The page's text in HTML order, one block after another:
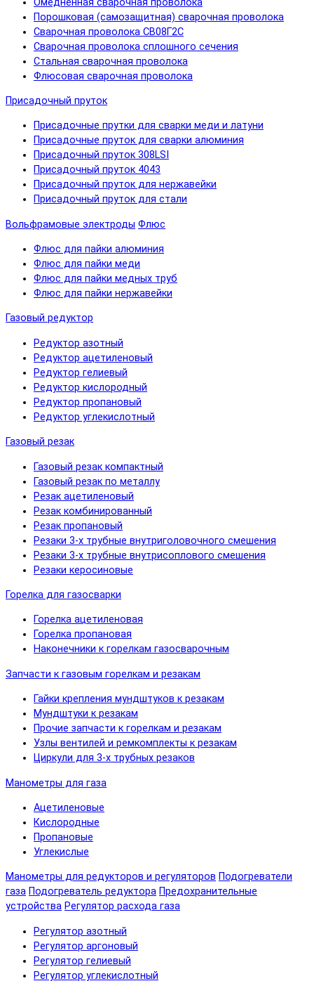
Порошковая (самозащитная) сварочная проволока
Сварочная проволока СВ08Г2С
Сварочная проволока сплошного сечения
Стальная сварочная проволока
Флюсовая сварочная проволока
Присадочный пруток
Присадочные прутки для сварки меди и латуни
Присадочные пруток для сварки алюминия
Присадочный пруток 308LSI
Присадочный пруток 4043
Присадочный пруток для нержавейки
Присадочный пруток для стали
Вольфрамовые электроды Флюс
Флюс для пайки алюминия
Флюс для пайки меди
Флюс для пайки медных труб
Флюс для пайки нержавейки
Газовый редуктор
Редуктор азотный
Редуктор ацетиленовый
Редуктор гелиевый
Редуктор кислородный
Редуктор пропановый
Редуктор углекислотный
Газовый резак
Газовый резак компактный
Газовый резак по металлу
Резак ацетиленовый
Резак комбинированный
Резак пропановый
Резаки 3-х трубные внутриголовочного смешения
Резаки 3-х трубные внутрисоплового смешения
Резаки керосиновые
Горелка для газосварки
Горелка ацетиленовая
Горелка пропановая
Наконечники к горелкам газосварочным
Запчасти к газовым горелкам и резакам
Гайки крепления мундштуков к резакам
Мундштуки к резакам
Прочие запчасти к горелкам и резакам
Узлы вентилей и ремкомплекты к резакам
Циркули для 3-х трубных резаков
Манометры для газа
Ацетиленовые
Кислородные
Пропановые
Углекислые
Манометры для редукторов и регуляторов Подогреватели
газа Подогреватель редуктора Предохранительные
устройства Регулятор расхода газа
Регулятор азотный
Регулятор аргоновый
Регулятор гелиевый
Регулятор углекислотный